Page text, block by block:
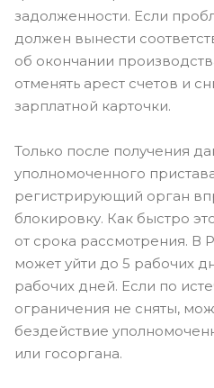
задолженности. Если
должен вынести
об окончании
отменять арест счетов и
зарплатной карточки.
Только после получения
уполномоченного
регистрирующий орган
блокировку. Как быстро
от срока рассмотрения. В
может уйти до 5 рабочих
рабочих дней. Если по
ограничения не сняты,
бездействие
или госоргана.